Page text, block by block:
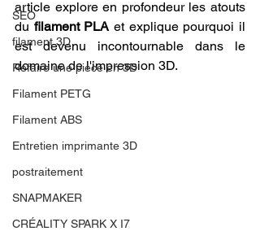
SEO
filament 3D
Refaire une piece en 3D
Filament PETG
Filament ABS
Entretien imprimante 3D
postraitement
SNAPMAKER
CRÉALITY SPARK X I7
article explore en profondeur les atouts
du filament PLA et explique pourquoi il
est devenu incontournable dans le
domaine de l'impression 3D.